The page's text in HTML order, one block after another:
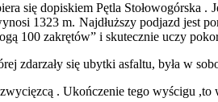
się dopiskiem Pętla Stołowogórska
1323 m. Najdłuższy podjazd
100 zakrętów” i skutecznie uczy
zdarzały się ubytki asfaltu, była w
. Ukończenie tego wyścigu